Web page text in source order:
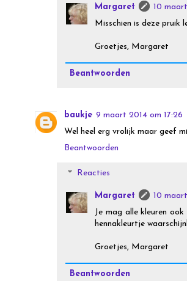
Margaret
10
Misschien is deze pruik
Groetjes, Margaret
Beantwoorden
baukje 9 maart 2014 om 17:26
Wel heel erg vrolijk maar geef
Beantwoorden
Reacties
Margaret
10
Je mag alle kleuren
hennakleurtje
Groetjes, Margaret
Beantwoorden